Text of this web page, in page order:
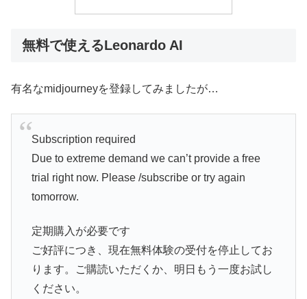
無料で使えるLeonardo AI
有名なmidjourneyを登録してみましたが…
Subscription required
Due to extreme demand we can’t provide a free
trial right now. Please /subscribe or try again
tomorrow.
定期購入が必要です
ご好評につき、現在無料体験の受付を停止してお
ります。ご購読いただくか、明日もう一度お試し
ください。